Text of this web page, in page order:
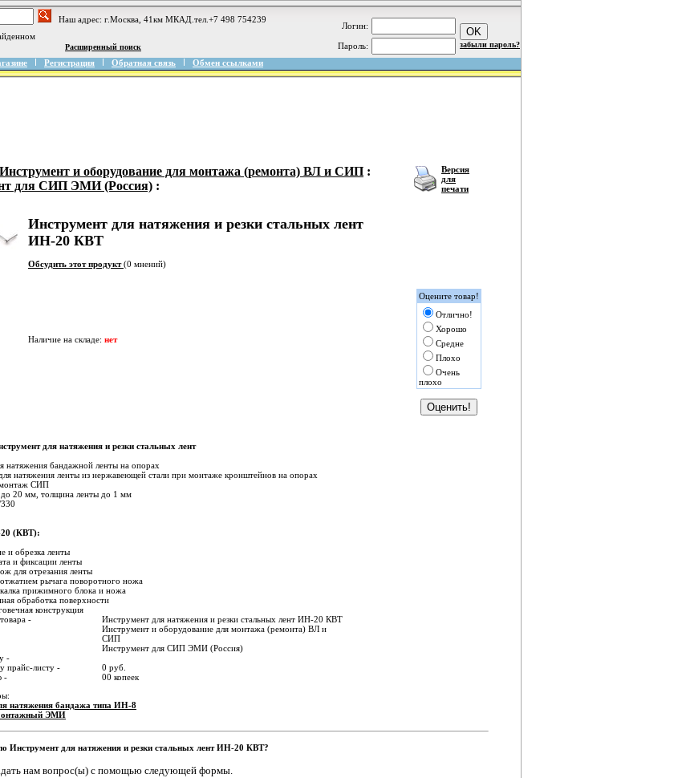
Наш адрес: г.Москва, 41км МКАД.тел.+7 498 754239
Расширенный поиск
Логин:
Пароль: забыли пароль?
Регистрация Обратная связь Обмен ссылками
Инструмент и оборудование для монтажа (ремонта) ВЛ и СИП :
для СИП ЭМИ (Россия) :
Версия
для
печати
Инструмент для натяжения и резки стальных лент
ИН-20 КВТ
Обсудить этот продукт(0 мнений)
Оцените товар!
Отлично!
Хорошо
Средне
Плохо
Очень
плохо
Наличие на складе: нет
для натяжения и резки стальных лент
натяжения бандажной ленты на опорах
натяжения ленты из нержавеющей стали при монтаже кронштейнов на опорах
монтаж СИП
20 мм, толщина ленты до 1 мм
(КВТ):
и обрезка ленты
и фиксации ленты
для отрезания ленты
рычага поворотного ножа
прижимного блока и ножа
обработка поверхности
конструкция
-
Инструмент для натяжения и резки стальных лент ИН-20 КВТ
Инструмент и оборудование для монтажа (ремонта) ВЛ и
СИП
Инструмент для СИП ЭМИ (Россия)
-
прайс-листу -
0 руб.
-
00 копеек
натяжения бандажа типа ИН-8
ЭМИ
Инструмент для натяжения и резки стальных лент ИН-20 КВТ?
нам вопрос(ы) с помощью следующей формы.